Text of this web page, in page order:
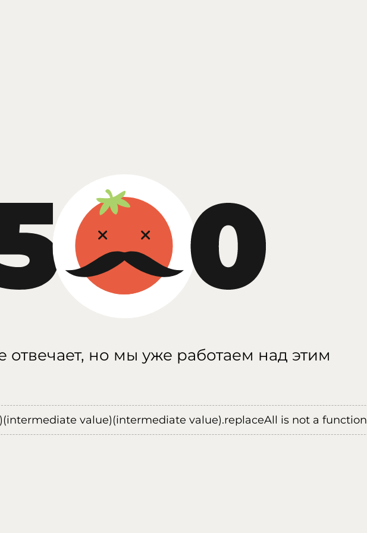
отвечает, но мы уже работаем над этим
value)(intermediate value).replaceAll is not a function